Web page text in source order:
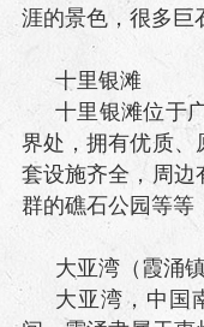
涯的景色，很多巨
十里银滩
十里银滩位于
界处，拥有优质、
套设施齐全，周边
群的礁石公园等等
大亚湾（霞涌镇
大亚湾，中国